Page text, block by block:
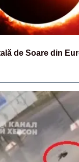
de Soare din